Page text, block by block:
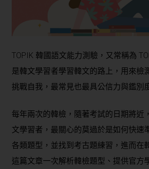
TOPIK 韓國語文能力測驗，又常稱為
是韓文學習者學習韓文的路上，用來檢
挑戰自我，最常見也最具公信力與鑑別
每年兩次的韓檢，隨著考試的日期將近
文學習者，最關心的莫過於是如何快速
各類題型，並找到考古題練習，進而在
這篇文章一次解析韓檢題型、提供官方